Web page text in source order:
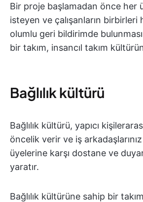
Bir proje başlamadan önce her
isteyen ve çalışanların birbirleri
olumlu geri bildirimde
bir takım, insancıl takım
Bağlılık kültürü
Bağlılık kültürü, yapıcı
öncelik verir ve iş
üyelerine karşı dostane ve
yaratır.
Bağlılık kültürüne sahip bir